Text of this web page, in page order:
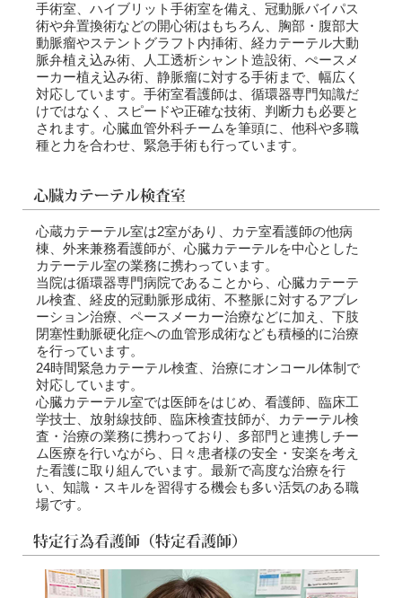
手術室、ハイブリット手術室を備え、冠動脈バイパス
術や弁置換術などの開心術はもちろん、胸部・腹部大
動脈瘤やステントグラフト内挿術、経カテーテル大動
脈弁植え込み術、人工透析シャント造設術、ぺースメ
ーカー植え込み術、静脈瘤に対する手術まで、幅広く
対応しています。手術室看護師は、循環器専門知識だ
けではなく、スピードや正確な技術、判断力も必要と
されます。心臓血管外科チームを筆頭に、他科や多職
種と力を合わせ、緊急手術も行っています。
心蔵カテーテル室は2室があり、カテ室看護師の他病
棟、外来兼務看護師が、心臓カテーテルを中心とした
カテーテル室の業務に携わっています。
当院は循環器専門病院であることから、心臓カテーテ
ル検査、経皮的冠動脈形成術、不整脈に対するアブレ
ーション治療、ペースメーカー治療などに加え、下肢
閉塞性動脈硬化症への血管形成術なども積極的に治療
を行っています。
24時間緊急カテーテル検査、治療にオンコール体制で
対応しています。
心臓カテーテル室では医師をはじめ、看護師、臨床工
学技士、放射線技師、臨床検査技師が、カテーテル検
査・治療の業務に携わっており、多部門と連携しチー
ム医療を行いながら、日々患者様の安全・安楽を考え
た看護に取り組んでいます。最新で高度な治療を行
い、知識・スキルを習得する機会も多い活気のある職
場です。